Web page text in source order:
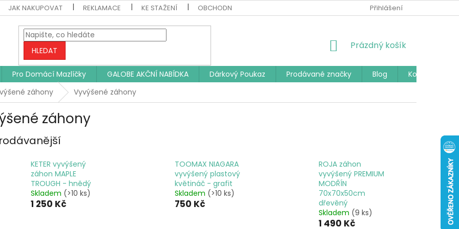
JAK NAKUPOVAT REKLAMACE KE STAŽENÍ OBCHODNÍ PODMÍNKY PODMÍNKY OCHRANY OSOBNÍCH ÚDAJŮ
Přihlášení
HLEDAT
NÁKUPNÍ
Prázdný košík
Pro Domácí Mazlíčky GALOBE AKČNÍ NABÍDKA Dárkový Poukaz Prodávané značky Blog
Kontakty
záhony Vyvýšené záhony
záhony
KETER vyvýšený
záhon MAPLE
TROUGH - hnědý
Skladem (>10 ks)
1 250 Kč
TOOMAX NIAGARA
vyvýšený plastový
květináč - grafit
Skladem (>10 ks)
750 Kč
ROJA záhon
vyvýšený PREMIUM
MODŘÍN
70x70x50cm
dřevěný
Skladem (9 ks)
1 490 Kč